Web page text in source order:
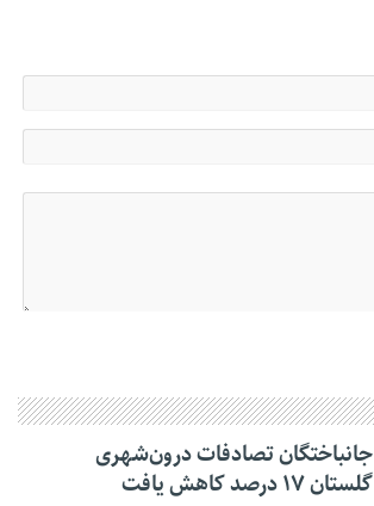
جانباختگان تصادفات درون‌شهری
گلستان ۱۷ درصد کاهش یافت